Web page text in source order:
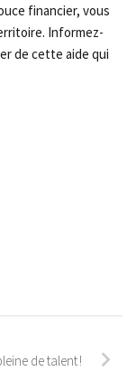
financier, vous
Informez-
de cette aide qui
de talent !